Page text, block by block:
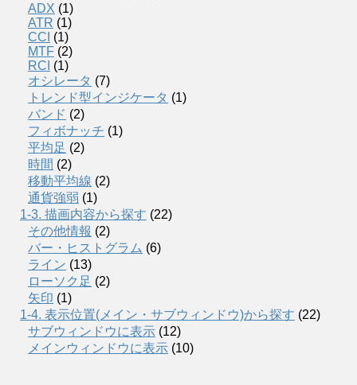
ADX (1)
ATR (1)
CCI (1)
MTF (2)
RCI (1)
オシレータ (7)
トレンド型インジケータ (1)
バンド (2)
フィボナッチ (1)
平均足 (2)
時間 (2)
移動平均線 (2)
通貨強弱 (1)
1-3. 描画内容から探す (22)
その他情報 (2)
バー・ヒストグラム (6)
ライン (13)
ローソク足 (2)
矢印 (1)
1-4. 表示位置(メイン・サブウィンドウ)から探す (22)
サブウィンドウに表示 (12)
メインウィンドウに表示 (10)